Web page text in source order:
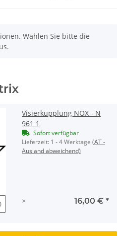
Wählen Sie bitte die
Visierkupplung NOX - N
961 1
Sofort verfügbar
Lieferzeit: 1 - 4 Werktage (AT -
Ausland abweichend)
× 16,00 € *